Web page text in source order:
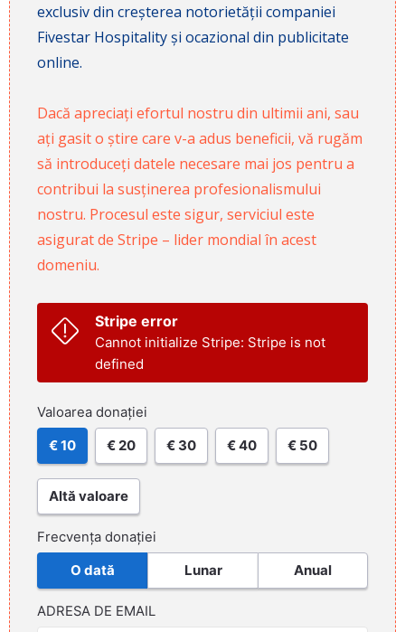
exclusiv din creșterea notorietății companiei
Fivestar Hospitality și ocazional din publicitate
online.
Dacă apreciați efortul nostru din ultimii ani, sau
ați gasit o știre care v-a adus beneficii, vă rugăm
să introduceți datele necesare mai jos pentru a
contribui la susținerea profesionalismului
nostru. Procesul este sigur, serviciul este
asigurat de Stripe – lider mondial în acest
domeniu.
Stripe error
Cannot initialize Stripe: Stripe is not
defined
Valoarea donației
€ 10 € 20 € 30 € 40 € 50
Altă valoare
Frecvența donației
O dată Lunar Anual
ADRESA DE EMAIL